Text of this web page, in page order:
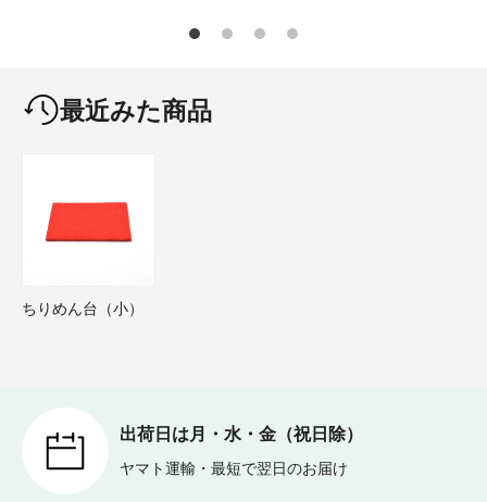
最近みた商品
ちりめん台（小）
出荷日は月・水・金（祝日除）
ヤマト運輸・最短で翌日のお届け